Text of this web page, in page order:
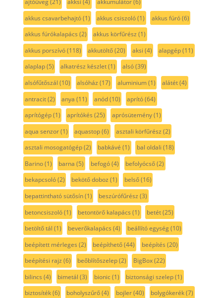
ajtóüveg(21) akksi (4) akkumulátor(6)
akkus csavarbehajtó(1) akkus csiszoló(1) akkus fúró(6)
akkus fúrókalapács (2) akkus körfűrész (1)
akkus porszívó(118) akkutöltő(20) aksi (4) alapgép(11)
alaplap(5) alkatrész készlet(1) alsó(39)
alsófűtőszál (10) alsóház (17) aluminium(1) alátét(4)
antracit(2) anya (11) anód(10) aprító(64)
aprítógép(1) aprítókés (25) aprósütemény(1)
aqua senzor(1) aquastop(6) asztali körfűrész (2)
asztali mosogatógép(2) babkávé (1) bal oldali (18)
Barino(1) barna (5) befogó(4) befolyócső(2)
bekapcsoló(2) bekötő doboz (1) belső(16)
bepattintható sütősín(1) beszúrófűrész (3)
betoncsiszoló(1) betontörő kalapács (1) betét(25)
betöltő tál (1) beverőkalapács (4) beállító egység(10)
beépített mérleges (2) beépíthető(44) beépítés (20)
beépítési rajz (6) beőblítőszelep(2) BigBox(22)
bilincs (4) bimetál (3) bionic(1) biztonsági szelep(1)
biztosíték(6) boholyszűrő(4) bojler(40) bolygókerék(7)